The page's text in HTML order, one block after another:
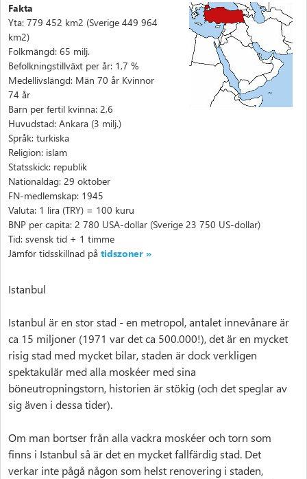
Fakta
Yta: 779 452 km2 (Sverige 449 964
km2)
Folkmängd: 65 milj.
Befolkningstillväxt per år: 1,7 %
Medellivslängd: Män 70 år Kvinnor
74 år
Barn per fertil kvinna: 2,6
Huvudstad: Ankara (3 milj.)
Språk: turkiska
Religion: islam
Statsskick: republik
Nationaldag: 29 oktober
FN-medlemskap: 1945
Valuta: 1 lira (TRY) = 100 kuru
BNP per capita: 2 780 USA-dollar (Sverige 23 750 US-dollar)
Tid: svensk tid + 1 timme
Jämför tidsskillnad påtidszoner »
Istanbul
Istanbul är en stor stad - en metropol, antalet innevånare är
ca 15 miljoner (1971 var det ca 500.000!), det är en mycket
risig stad med mycket bilar, staden är dock verkligen
spektakulär med alla moskéer med sina
böneutropningstorn, historien är stökig (och det speglar av
sig även i dessa tider).
Om man bortser från alla vackra moskéer och torn som
finns i Istanbul så är det en mycket fallfärdig stad. Det
verkar inte pågå någon som helst renovering i staden,